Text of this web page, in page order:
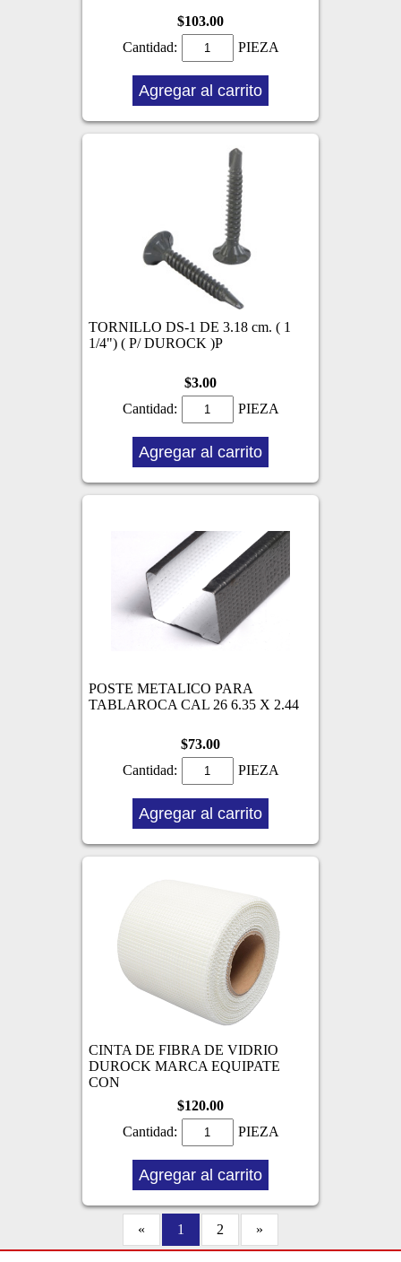
$103.00
Cantidad:
PIEZA
Agregar al carrito
TORNILLO DS-1 DE 3.18 cm. ( 1
1/4") ( P/ DUROCK )P
$3.00
Cantidad:
PIEZA
Agregar al carrito
POSTE METALICO PARA
TABLAROCA CAL 26 6.35 X 2.44
$73.00
Cantidad:
PIEZA
Agregar al carrito
CINTA DE FIBRA DE VIDRIO
DUROCK MARCA EQUIPATE
CON
$120.00
Cantidad:
PIEZA
Agregar al carrito
« 1 2 »